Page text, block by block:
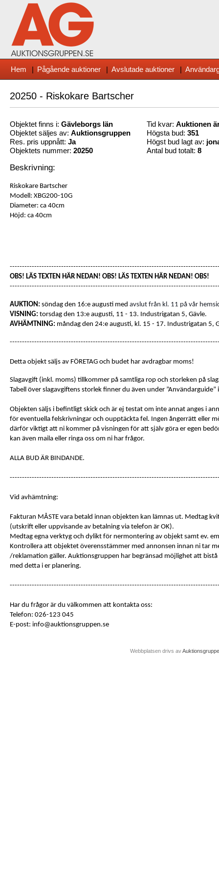
Hem | Pågående auktioner | Avslutade auktioner |
20250 - Riskokare Bartscher
Objektet finns i: Gävleborgs län
Objektet säljes av: Auktionsgruppen
Res. pris uppnått: Ja
Objektets nummer: 20250
Tid kvar: Auktionen
Högsta bud: 351
Högst bud lagt av:
Antal bud totalt: 8
Beskrivning:
Riskokare Bartscher
Modell: XBG200-10G
Diameter: ca 40cm
Höjd: ca 40cm
OBS! LÄS TEXTEN HÄR NEDAN! OBS! LÄS TEXTEN HÄR NEDAN! OBS!
AUKTION: söndag den 16:e augusti med avslut från kl. 11 på vår
VISNING: torsdag den 13:e augusti, 11 - 13. Industrigatan 5, Gävle.
AVHÄMTNING: måndag den 24:e augusti, kl. 15 - 17. Industrigatan 5,
Detta objekt säljs av FÖRETAG och budet har avdragbar moms!
Slagavgift (inkl. moms) tillkommer på samtliga rop och storleken på
Tabell över slagavgiftens storlek finner du även under
Objekten säljs i befintligt skick och är ej testat om inte annat anges i
för eventuella felskrivningar och oupptäckta fel. Ingen ångerrätt eller
därför viktigt att ni kommer på visningen för att själv göra er egen
kan även maila eller ringa oss om ni har frågor.
ALLA BUD ÄR BINDANDE.
Vid avhämtning:
Fakturan MÅSTE vara betald innan objekten kan lämnas ut. Medtag
(utskrift eller uppvisande av betalning via telefon är OK).
Medtag egna verktyg och dylikt för nermontering av objekt samt ev.
Kontrollera att objektet överensstämmer med annonsen innan ni tar
/reklamation gäller. Auktionsgruppen har begränsad möjlighet att
med detta i er planering.
Har du frågor är du välkommen att kontakta oss:
Telefon: 026-123 045
E-post: info@auktionsgruppen.se
Webbplatsen drivs av